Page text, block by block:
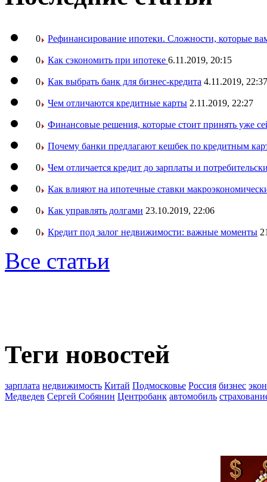
0 Рефинансирование ипотеки. Сложности, которые
0 Как сэкономить при ипотеке 6.11.2019, 20:15
0 Как выбрать банк для бизнес-кредита 4.11.2019, 22:37
0 Чем отличаются кредитные карты 2.11.2019, 22:27
0 Финансовые решения, которые стоит принять уже
0 Почему банки предлагают кешбек по кредитным
0 Чем отличается кредит до зарплаты и
0 Как влияют на ипотечные ставки
0 Как управлять долгами 23.10.2019, 22:06
0 Кредит под залог недвижимости: важные моменты
Все статьи
Теги новостей
зарплата недвижимость Китай Подмосковье Россия бизнес
Медведев Сергей Собянин Центробанк автомобиль